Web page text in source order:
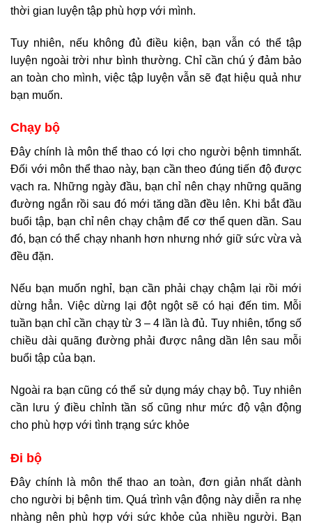
thời gian luyện tập phù hợp với mình.
Tuy nhiên, nếu không đủ điều kiện, bạn vẫn có thể tập
luyện ngoài trời như bình thường. Chỉ cần chú ý đảm bảo
an toàn cho mình, việc tập luyện vẫn sẽ đạt hiệu quả như
bạn muốn.
Chạy bộ
Đây chính là môn thể thao có lợi cho người bệnh timnhất.
Đối với môn thể thao này, bạn cần theo đúng tiến độ được
vạch ra. Những ngày đầu, bạn chỉ nên chạy những quãng
đường ngắn rồi sau đó mới tăng dần đều lên. Khi bắt đầu
buổi tập, bạn chỉ nên chạy chậm để cơ thể quen dần. Sau
đó, bạn có thể chạy nhanh hơn nhưng nhớ giữ sức vừa và
đều đặn.
Nếu bạn muốn nghỉ, bạn cần phải chạy chậm lại rồi mới
dừng hẳn. Việc dừng lại đột ngột sẽ có hại đến tim. Mỗi
tuần bạn chỉ cần chạy từ 3 – 4 lần là đủ. Tuy nhiên, tổng số
chiều dài quãng đường phải được nâng dần lên sau mỗi
buổi tập của bạn.
Ngoài ra bạn cũng có thể sử dụng máy chạy bộ. Tuy nhiên
cần lưu ý điều chỉnh tần số cũng như mức độ vận động
cho phù hợp với tình trạng sức khỏe
Đi bộ
Đây chính là môn thể thao an toàn, đơn giản nhất dành
cho người bị bệnh tim. Quá trình vận động này diễn ra nhẹ
nhàng nên phù hợp với sức khỏe của nhiều người. Bạn